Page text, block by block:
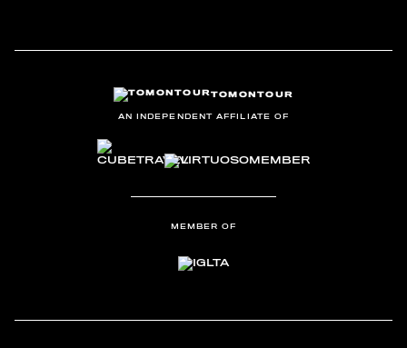
TOMONTOUR
AN INDEPENDENT AFFILIATE OF
MEMBER OF